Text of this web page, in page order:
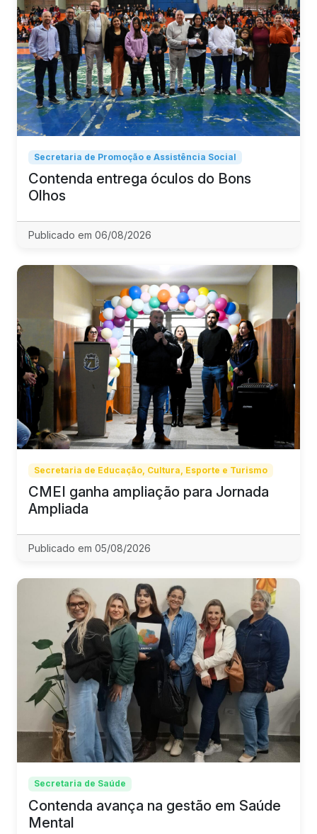
Secretaria de Promoção e Assistência Social
Contenda entrega óculos do Bons
Olhos
Publicado em 06/08/2026
Secretaria de Educação, Cultura, Esporte e Turismo
CMEI ganha ampliação para Jornada
Ampliada
Publicado em 05/08/2026
Secretaria de Saúde
Contenda avança na gestão em Saúde
Mental